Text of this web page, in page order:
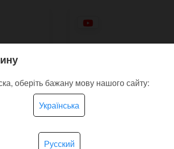
оберіть бажану мову нашого сайту:
Українська
Русский